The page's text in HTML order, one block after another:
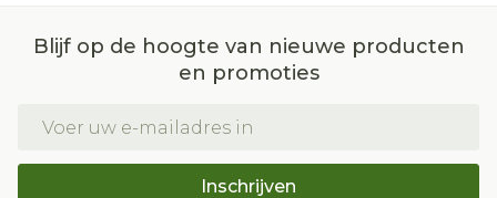
Blijf op de hoogte van nieuwe producten
en promoties
Inschrijven